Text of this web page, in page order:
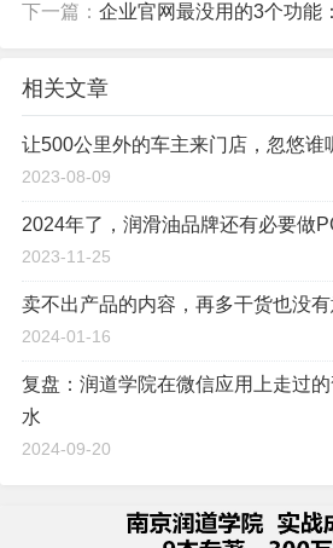
下一篇： 企业官网最没用的3个功能
相关文章
让500公里外的车主来门店，忽悠谁
2023-08-09
2024年了，润滑油品牌还有必要做
2023-11-25
卖不出产品的内容，再多干货也没有
2024-01-16
复盘：润道学院在微信应用上走过
水
2024-09-20